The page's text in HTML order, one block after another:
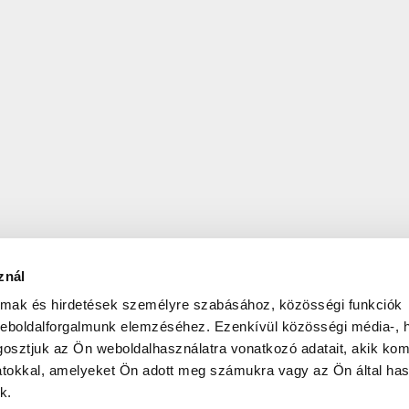
és hirdetések személyre szabásához, közösségi funkciók
elemzéséhez. Ezenkívül közösségi média-,
az Ön weboldalhasználatra vonatkozó adatait, akik
amelyeket Ön adott meg számukra vagy az Ön által